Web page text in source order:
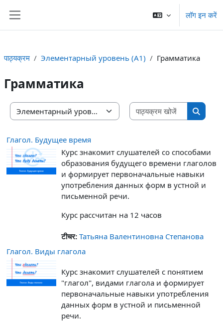
लॉग इन करें
पाठ्यक्रम Элементарный уровень (A1) Грамматика
Грамматика
पाठ्यक्रम वर्ग
पाठ्यक्रम
Глагол. Будущее время
Курс знакомит слушателей со способами
образования будущего времени глаголов
и формирует первоначальные навыки
употребления данных форм в устной и
письменной речи.
Курс рассчитан на 12 часов
टीचर: Татьяна Валентиновна Степанова
Глагол. Виды глагола
Курс знакомит слушателей с понятием
"глагол", видами глагола и формирует
первоначальные навыки употребления
данных форм в устной и письменной
речи.